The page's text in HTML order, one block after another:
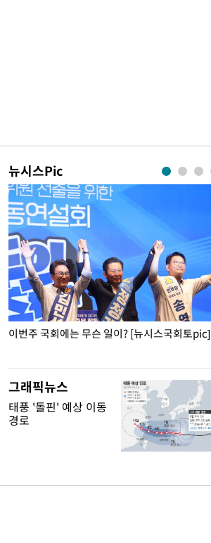
뉴시스Pic
이번주 국회에는 무슨 일이? [뉴시스국회토pic]
그래픽뉴스
태풍 '돌핀' 예상 이동
경로